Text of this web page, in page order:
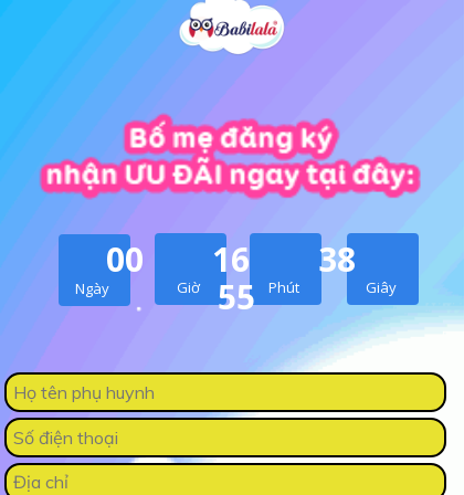
Ngày Giờ Phút Giây
00 16
38
55